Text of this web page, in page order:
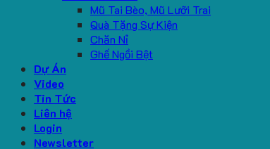
Mũ Tai Bèo, Mũ Lưỡi Trai
Quà Tặng Sự Kiện
Chăn Nỉ
Ghế Ngồi Bệt
Dự Án
Video
Tin Tức
Liên hệ
Login
Newsletter